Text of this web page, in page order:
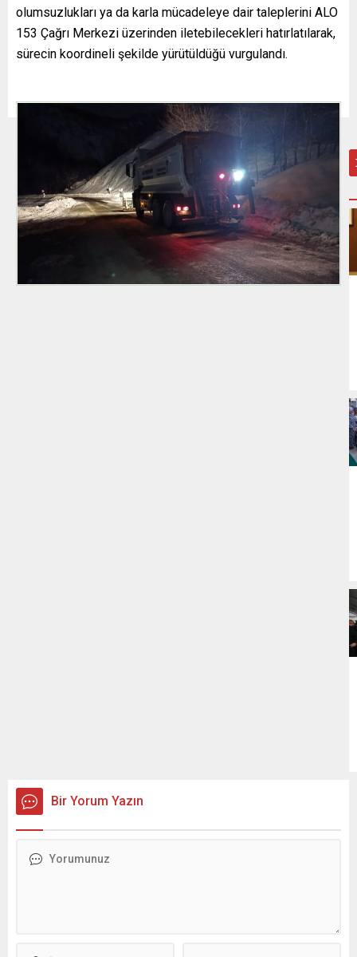
olumsuzlukları ya da karla mücadeleye dair taleplerini ALO
153 Çağrı Merkezi üzerinden iletebilecekleri hatırlatılarak,
sürecin koordineli şekilde yürütüldüğü vurgulandı.
Bir Yorum Yazın